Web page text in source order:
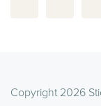
Copyright 2026